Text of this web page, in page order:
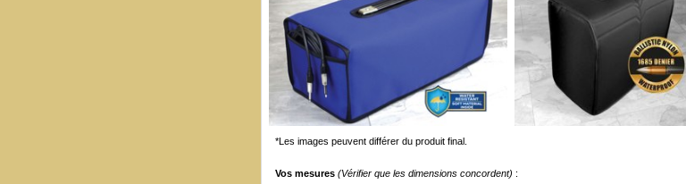
*Les images peuvent différer du produit final.
Vos mesures (Vérifier que les dimensions concordent) :